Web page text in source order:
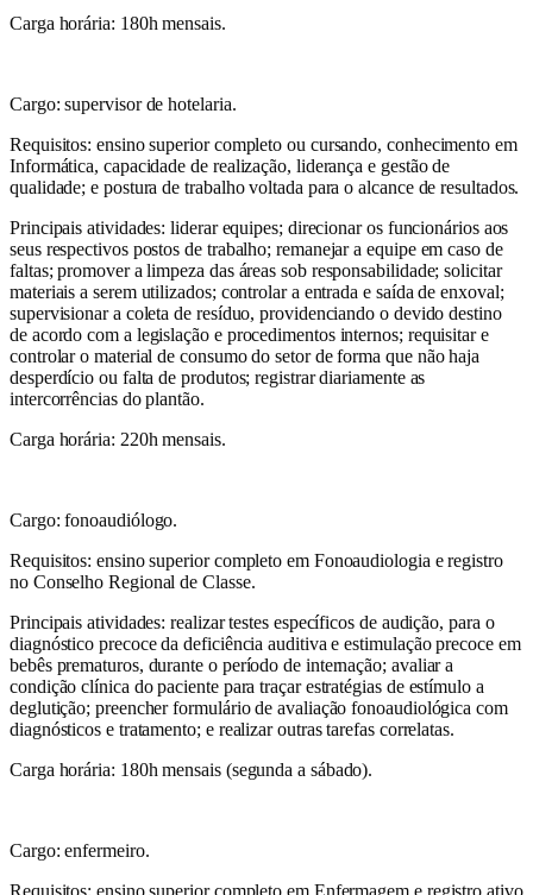
Carga horária: 180h mensais.
Cargo: supervisor de hotelaria.
Requisitos: ensino superior completo ou cursando, conhecimento em
Informática, capacidade de realização, liderança e gestão de
qualidade; e postura de trabalho voltada para o alcance de resultados.
Principais atividades: liderar equipes; direcionar os funcionários aos
seus respectivos postos de trabalho; remanejar a equipe em caso de
faltas; promover a limpeza das áreas sob responsabilidade; solicitar
materiais a serem utilizados; controlar a entrada e saída de enxoval;
supervisionar a coleta de resíduo, providenciando o devido destino
de acordo com a legislação e procedimentos internos; requisitar e
controlar o material de consumo do setor de forma que não haja
desperdício ou falta de produtos; registrar diariamente as
intercorrências do plantão.
Carga horária: 220h mensais.
Cargo: fonoaudiólogo.
Requisitos: ensino superior completo em Fonoaudiologia e registro
no Conselho Regional de Classe.
Principais atividades: realizar testes específicos de audição, para o
diagnóstico precoce da deficiência auditiva e estimulação precoce em
bebês prematuros, durante o período de internação; avaliar a
condição clínica do paciente para traçar estratégias de estímulo a
deglutição; preencher formulário de avaliação fonoaudiológica com
diagnósticos e tratamento; e realizar outras tarefas correlatas.
Carga horária: 180h mensais (segunda a sábado).
Cargo: enfermeiro.
Requisitos: ensino superior completo em Enfermagem e registro ativo